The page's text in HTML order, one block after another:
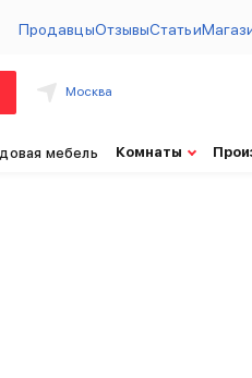
ПродавцыОтзывыСтатьи
Москва
мебель Комнаты